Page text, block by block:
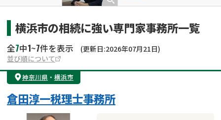
横浜市の相続に強い専門家事務所一覧
全7中1~7件を表示
(更新日:2026年07月21日)
並び順について
神奈川県 ・ 横浜市
倉田淳一税理士事務所